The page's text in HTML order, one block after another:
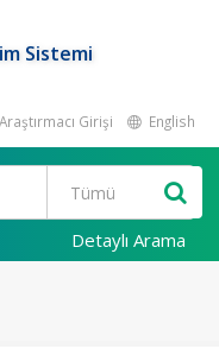
Sistemi
Araştırmacı Girişi English
Detaylı Arama